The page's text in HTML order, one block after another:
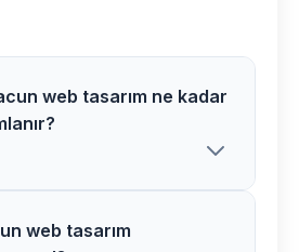
web tasarım ne kadar
Lahmacun web
web tasarım